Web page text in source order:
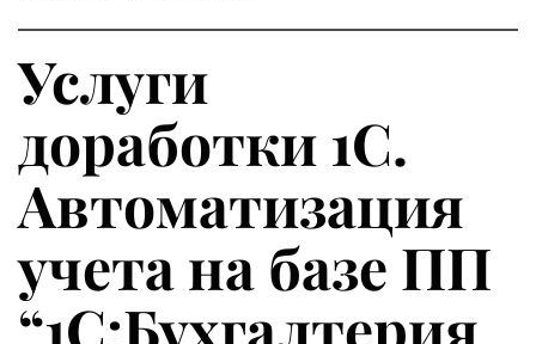
Услуги
доработки 1С.
Автоматизация
учета на базе ПП
“1С:Бухгалтерия